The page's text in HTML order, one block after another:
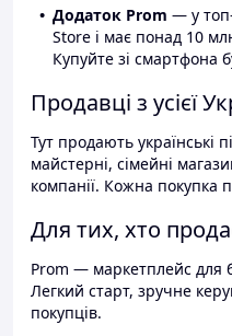
Додаток Prom — у
Store і має понад 10
Купуйте зі смартфона
Продавці з усієї
Тут продають українські
майстерні, сімейні
компанії. Кожна покупка
Для тих, хто
Prom — маркетплейс для
Легкий старт, зручне
покупців.